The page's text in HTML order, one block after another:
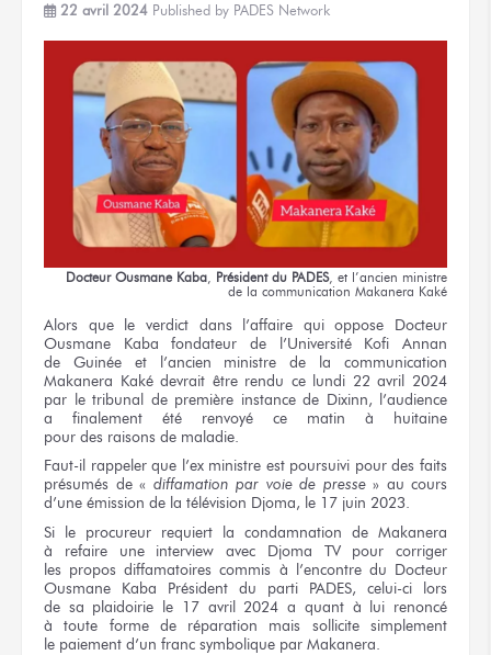
22 avril 2024 Published by PADES Network
Docteur Ousmane Kaba, Président du PADES, et l’ancien ministre
de la communication Makanera Kaké
Alors que le verdict dans l’affaire qui oppose Docteur
Ousmane Kaba fondateurde l’Université
Kofi Annan
de Guinée
et l’ancien ministrede la communication
Makanera Kaké devrait être rendu ce lundi 22 avril 2024
par le tribunal de première instance de Dixinn, l’audience
a finalement été renvoyé ce matin
à huitaine
pour des raisons de maladie.
Faut-il rappelerque l’ex ministre est poursuivi pour des faits
présumés de « diffamation par voie de presse» au cours
d’une émission de la télévision Djoma, le 17 juin 2023.
Si le procureur requiert la condamnation de Makanera
à refaire
une interview avec Djoma TV pour corriger
les propos diffamatoires commis à l’encontre du Docteur
Ousmane Kaba Président du parti PADES, celui-ci lors
de sa plaidoirie le 17avril 2024a quant à lui renoncé
à toute forme de réparation mais sollicitesimplement
le paiement d’un franc symbolique par Makanera.